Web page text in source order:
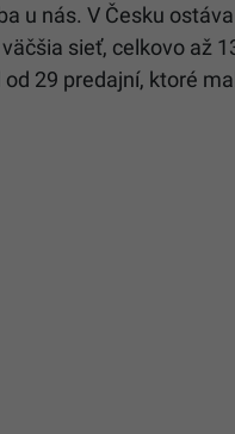
u nás. V Česku ostáva
sieť, celkovo až
29 predajní, ktoré